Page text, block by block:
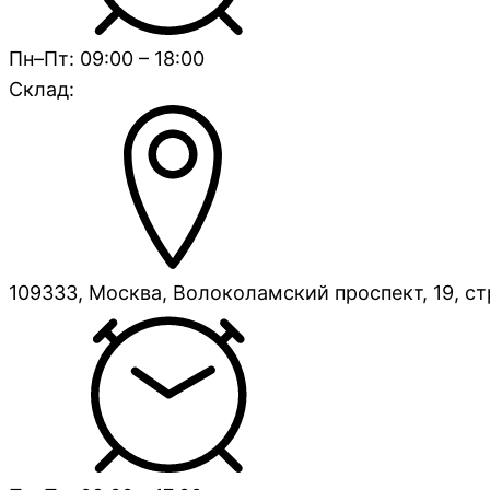
Пн–Пт: 09:00 – 18:00
Склад:
109333, Москва, Волоколамский проспект, 19,